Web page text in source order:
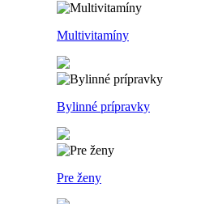
Multivitamíny
Bylinné prípravky
Pre ženy